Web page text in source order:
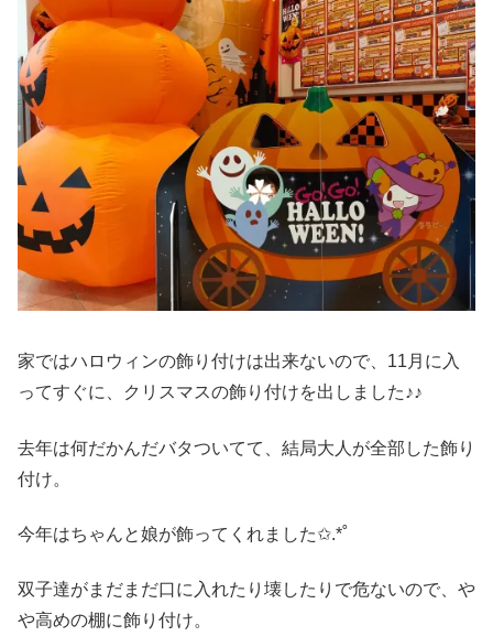
家ではハロウィンの飾り付けは出来ないので、11月に入
ってすぐに、クリスマスの飾り付けを出しました♪♪
去年は何だかんだバタついてて、結局大人が全部した飾り
付け。
今年はちゃんと娘が飾ってくれました✩.*˚
双子達がまだまだ口に入れたり壊したりで危ないので、や
や高めの棚に飾り付け。